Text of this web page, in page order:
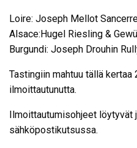
Loire: Joseph Mellot
Alsace:Hugel Riesling &
Burgundi: Joseph Drouhin
Tastingiin mahtuu tällä
ilmoittautunutta.
Ilmoittautumisohjeet
sähköpostikutsussa.